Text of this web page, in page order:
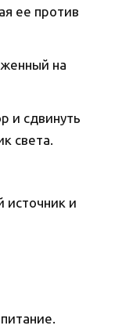
ее против
на
и сдвинуть
света.
источник и